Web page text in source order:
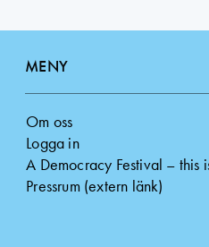
MENY
Om oss
Logga in
A Democracy Festival – this
Pressrum (extern länk)